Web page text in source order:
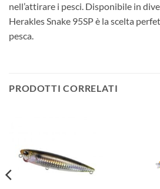
nell’attirare i pesci. Disponibile in
Herakles Snake 95SP è la scelta
pesca.
PRODOTTI CORRELATI